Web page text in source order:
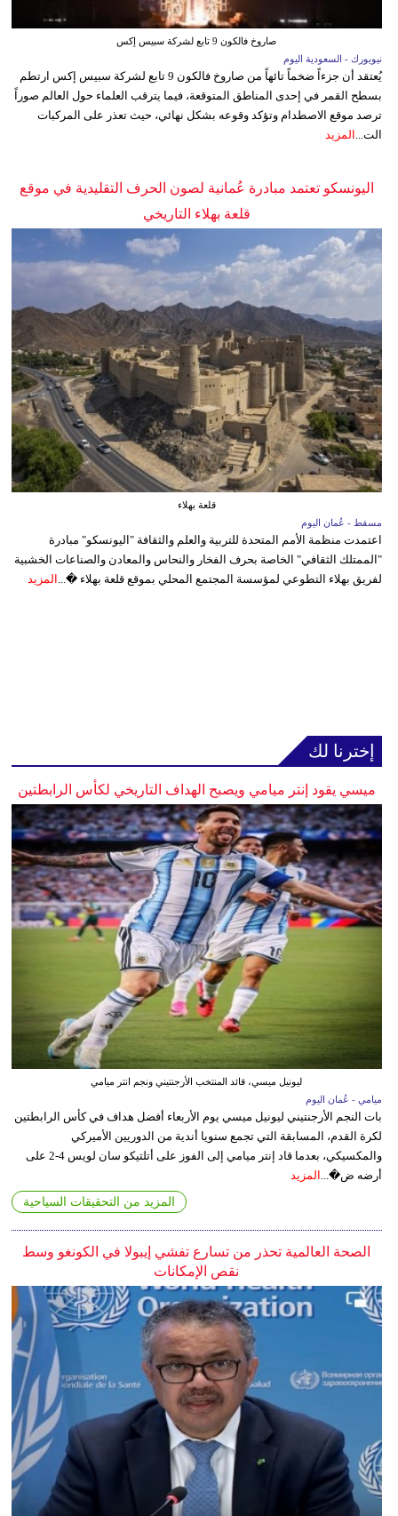
صاروخ فالكون 9 تابع لشركة سبيس إكس
نيويورك - السعودية اليوم
يُعتقد أن جزءاً ضخماً تائهاً من صاروخ فالكون 9 تابع لشركة سبيس إكس ارتطم
بسطح القمر في إحدى المناطق المتوقعة، فيما يترقب العلماء حول العالم صوراً
ترصد موقع الاصطدام وتؤكد وقوعه بشكل نهائي، حيث تعذر على المركبات
الت... المزيد
اليونسكو تعتمد مبادرة عُمانية لصون الحرف التقليدية في موقع
قلعة بهلاء التاريخي
قلعة بهلاء
مسقط - عُمان اليوم
اعتمدت منظمة الأمم المتحدة للتربية والعلم والثقافة "اليونسكو" مبادرة
"الممتلك الثقافي" الخاصة بحرف الفخار والنحاس والمعادن والصناعات الخشبية
لفريق بهلاء التطوعي لمؤسسة المجتمع المحلي بموقع قلعة بهلاء �... المزيد
إخترنا لك
ميسي يقود إنتر ميامي ويصبح الهداف التاريخي لكأس الرابطتين
ليونيل ميسي، قائد المنتخب الأرجنتيني ونجم انتر ميامي
ميامي - عُمان اليوم
بات النجم الأرجنتيني ليونيل ميسي يوم الأربعاء أفضل هداف في كأس الرابطتين
لكرة القدم، المسابقة التي تجمع سنويا أندية من الدوريين الأميركي
والمكسيكي، بعدما قاد إنتر ميامي إلى الفوز على أتلتيكو سان لويس 4-2 على
أرضه ض�... المزيد
المزيد من التحقيقات السياحية
الصحة العالمية تحذر من تسارع تفشي إيبولا في الكونغو وسط
نقص الإمكانات